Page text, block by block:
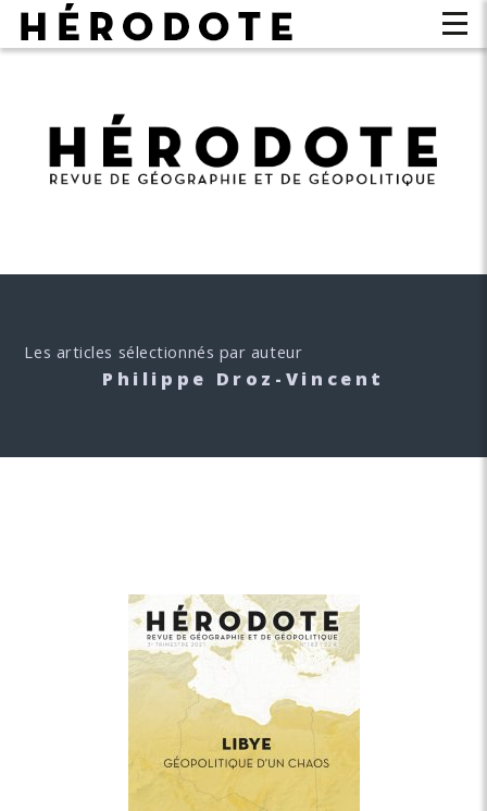
Les articles sélectionnés par auteur
Philippe Droz-Vincent